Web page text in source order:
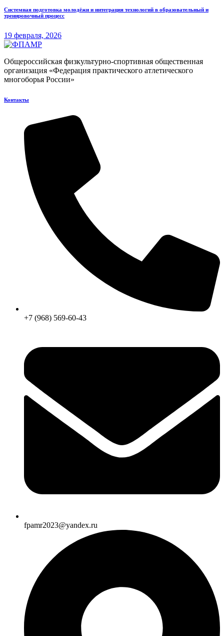
Системная подготовка молодёжи и интеграция технологий в образовательный и
тренировочный процесс
19 февраля, 2026
Общероссийская физкультурно-спортивная общественная
организация «Федерация практического атлетического
многоборья России»
Контакты​
+7 (968) 569-60-43
fpamr2023@yandex.ru